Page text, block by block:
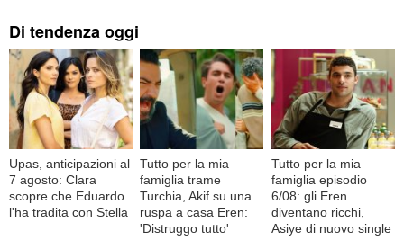
Di tendenza oggi
Upas, anticipazioni al
7 agosto: Clara
scopre che Eduardo
l'ha tradita con Stella
Tutto per la mia
famiglia trame
Turchia, Akif su una
ruspa a casa Eren:
'Distruggo tutto'
Tutto per la mia
famiglia episodio
6/08: gli Eren
diventano ricchi,
Asiye di nuovo single